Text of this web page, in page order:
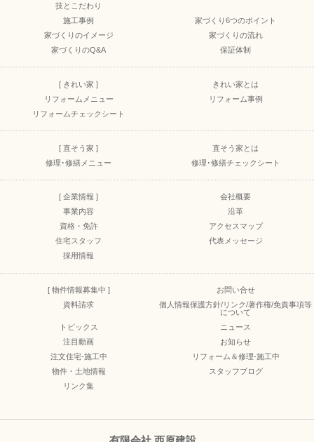
技とこだわり
施工事例
家づくり6つのポイント
家づくりのイメージ
家づくりの流れ
家づくりのQ&A
保証体制
[ きれい家 ]
きれい家とは
リフォームメニュー
リフォーム事例
リフォームチェックシート
[ 直そう家 ]
直そう家とは
修理･修繕メニュー
修理･修繕チェックシート
[ 企業情報 ]
会社概要
事業内容
沿革
資格・免許
アクセスマップ
住宅スタッフ
代表メッセージ
採用情報
[ 物件情報募集中 ]
お問い合せ
資料請求
個人情報保護方針/リンク/著作権/免責事項等
について
トピックス
ニュース
注目動画
お知らせ
注文住宅-施工中
リフォーム＆修理-施工中
物件・土地情報
スタッフブログ
リンク集